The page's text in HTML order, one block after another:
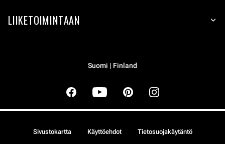
LIIKETOIMINTAAN
Suomi | Finland
Sivustokartta Käyttöehdot Tietosuojakäytäntö